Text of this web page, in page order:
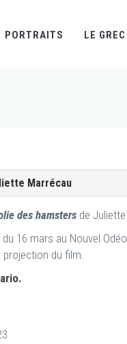
PORTRAITS LE GREC
Marrécau
des hamsters de
16 mars au Nouvel
projection du film.